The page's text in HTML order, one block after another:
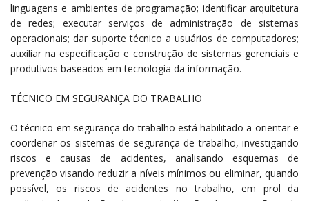
linguagens e ambientes de programação; identificar arquitetura
de redes; executar serviços de administração de sistemas
operacionais; dar suporte técnico a usuários de computadores;
auxiliar na especificação e construção de sistemas gerenciais e
produtivos baseados em tecnologia da informação.
TÉCNICO EM SEGURANÇA DO TRABALHO
O técnico em segurança do trabalho está habilitado a orientar e
coordenar os sistemas de segurança de trabalho, investigando
riscos e causas de acidentes, analisando esquemas de
prevenção visando reduzir a níveis mínimos ou eliminar, quando
possível, os riscos de acidentes no trabalho, em prol da